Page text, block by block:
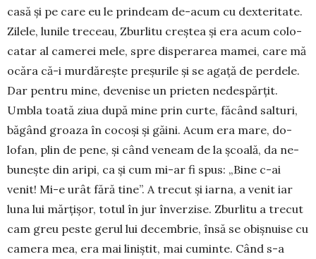
casă și pe care eu le prindeam de-acum cu dexte­ri­ta­te.
Zilele, lunile tre­ceau, Zbur­litu creș­­­­tea și era acum colo­
catar al ca­merei mele, spre dispe­rarea ma­mei, care mă
ocăra că-i murdă­rește preșurile și se agață de per­dele.
Dar pentru mine, de­ve­nise un prie­ten nedespărțit.
Umbla toată ziua du­pă mine prin curte, făcând sal­turi,
băgând groa­za în cocoși și găini. Acum era mare, do­
lofan, plin de pene, și când ve­neam de la școală, da ne­
bunește din aripi, ca și cum mi-ar fi spus: „Bine c-ai
venit! Mi-e urât fără tine”. A trecut și iar­na, a venit iar
luna lui măr­ți­șor, totul în jur înver­zise. Zburlitu a trecut
cam greu peste gerul lui decembrie, însă se obișnuise cu
camera mea, era mai liniștit, mai cuminte. Când s-a